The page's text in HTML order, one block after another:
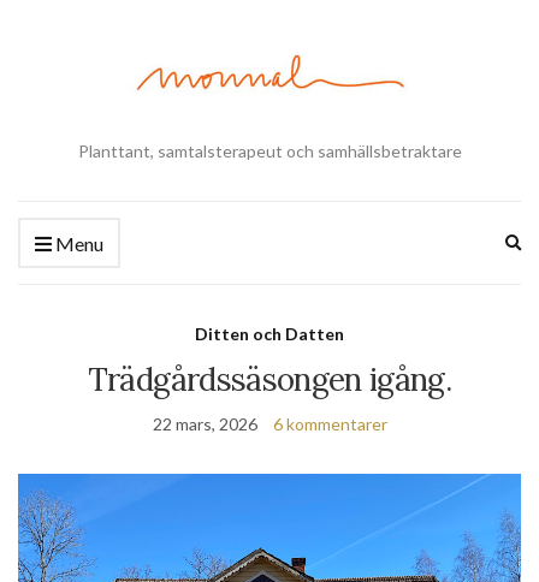
Planttant, samtalsterapeut och samhällsbetraktare
Menu
Ditten och Datten
Trädgårdssäsongen igång.
22 mars, 2026 6 kommentarer